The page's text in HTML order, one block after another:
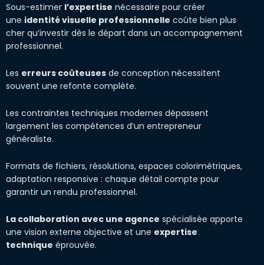
Sous-estimer l’expertise nécessaire pour créer
une identité visuelle professionnelle coûte bien plus
cher qu’investir dès le départ dans un accompagnement
professionnel.
Les erreurs coûteuses de conception nécessitent
souvent une refonte complète.
Les contraintes techniques modernes dépassent
largement les compétences d’un entrepreneur
généraliste.
Formats de fichiers, résolutions, espaces colorimétriques,
adaptation responsive : chaque détail compte pour
garantir un rendu professionnel.
La collaboration avec une agence spécialisée apporte
une vision externe objective et une expertise
technique éprouvée.